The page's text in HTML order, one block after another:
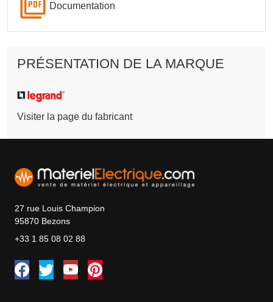
Documentation
PRÉSENTATION DE LA MARQUE
Visiter la page du fabricant
27 rue Louis Champion
95870 Bezons
+33 1 85 08 02 88